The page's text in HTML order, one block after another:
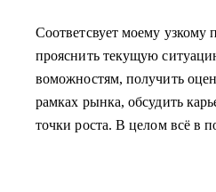
Соответсвует моему
прояснить текущую
воможностям, получить
рамках рынка, обсудить
точки роста. В целом всё в